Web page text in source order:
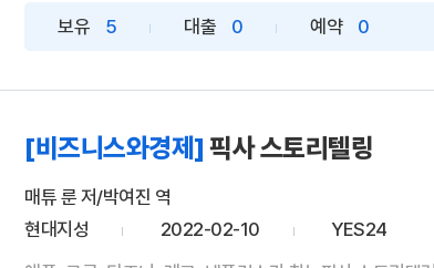
보유 5 대출 0 예약 0
[비즈니스와경제] 픽사 스토리텔링
매튜 룬 저/박여진 역
현대지성
2022-02-10
YES24